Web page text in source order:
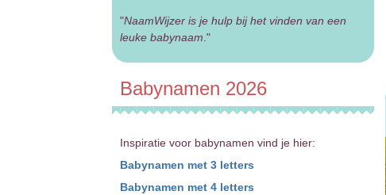
"NaamWijzer is je hulp bij het vinden van een
leuke babynaam ."
Babynamen 2026
Inspiratie voor babynamen vind je hier:
Babynamen met 3 letters
Babynamen met 4 letters